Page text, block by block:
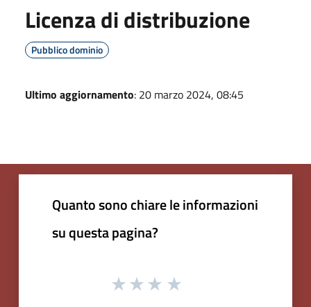
Licenza di distribuzione
Pubblico dominio
Ultimo aggiornamento: 20 marzo 2024, 08:45
Quanto sono chiare le informazioni
su questa pagina?